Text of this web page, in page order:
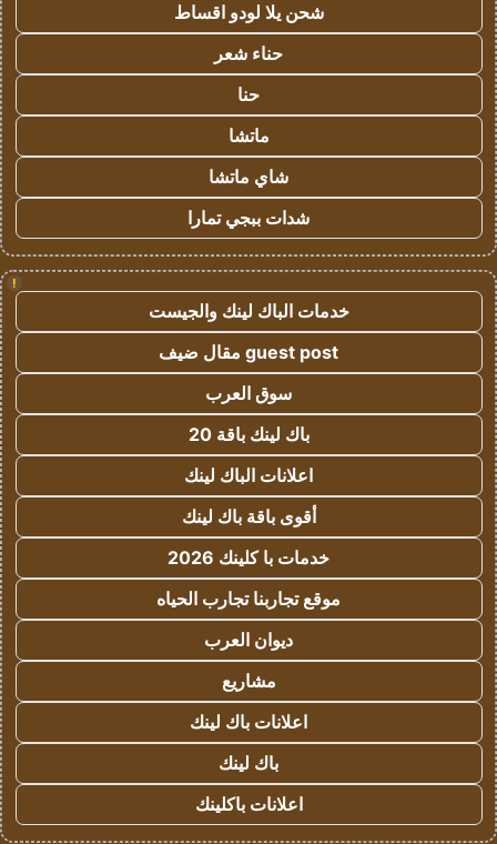
شحن يلا لودو اقساط
حناء شعر
حنا
ماتشا
شاي ماتشا
شدات ببجي تمارا
!
خدمات الباك لينك والجيست
guest post مقال ضيف
سوق العرب
باك لينك باقة 20
اعلانات الباك لينك
أقوى باقة باك لينك
خدمات با كلينك 2026
موقع تجاربنا تجارب الحياه
ديوان العرب
مشاريع
اعلانات باك لينك
باك لينك
اعلانات باكلينك